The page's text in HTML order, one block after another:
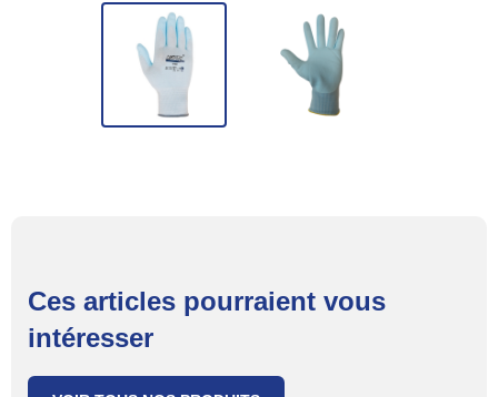
Ces articles pourraient vous
intéresser